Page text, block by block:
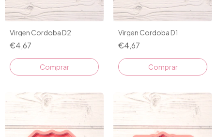
Virgen Cordoba D2
€4,67
Comprar
Virgen Cordoba D1
€4,67
Comprar